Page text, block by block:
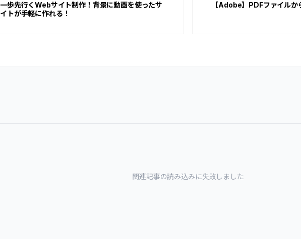
一歩先行くWebサイト制作！背景に動画を使ったサ
イトが手軽に作れる！
【Adobe】PDFファイル
関連記事の読み込みに失敗しました